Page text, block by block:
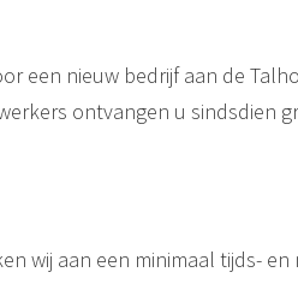
een nieuw bedrijf aan de
ontvangen u sindsdien
wij aan een minimaal tijds-